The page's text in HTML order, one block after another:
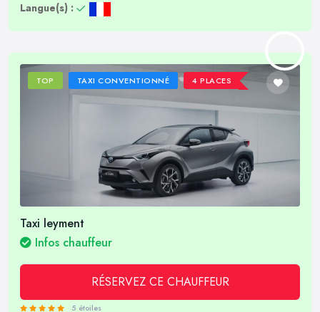
Langue(s) :
TOP TAXI CONVENTIONNÉ 4 PLACES
Taxi leyment
Infos chauffeur
RÉSERVEZ CE CHAUFFEUR
5 étoiles